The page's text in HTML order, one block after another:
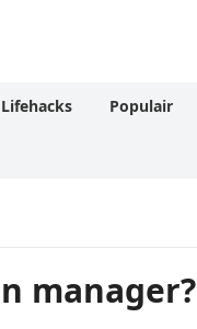
Lifehacks Populair
manager?